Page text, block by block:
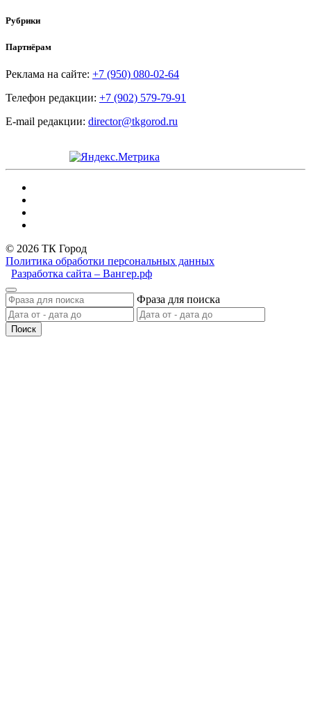
Рубрики
Партнёрам
Реклама на сайте: +7 (950) 080-02-64
Телефон редакции: +7 (902) 579-79-91
E-mail редакции: director@tkgorod.ru
© 2026 ТК Город
Политика обработки персональных данных
Разработка сайта – Вангер.рф
Фраза для поиска
Поиск